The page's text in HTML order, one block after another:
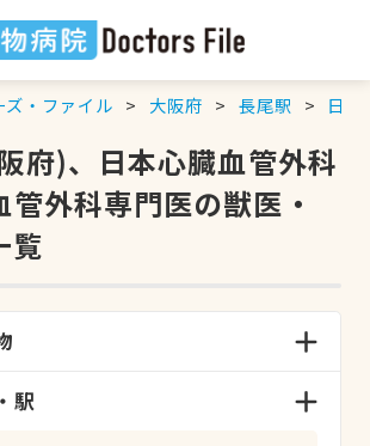
・ファイル 大阪府 長尾駅 日
府)、日本心臓血管外科
外科専門医の獣医・
覧
駅